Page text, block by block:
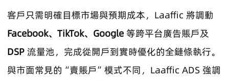
客戶只需明確目標市場與預期成本，Laaffic 將調動
Facebook、TikTok、Google 等跨平台廣告賬戶及
DSP 流量池，完成從開戶到實時優化的全鏈條執行。
與市面常見的“賣賬戶”模式不同，Laaffic ADS 強調